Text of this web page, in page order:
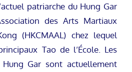
patriarche du Hung Gar
des Arts Martiaux
(HKCMAAL) chez lequel
Tao de l’École. Les
Gar sont actuellement